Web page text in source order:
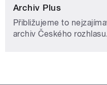
Archiv Plus
Přibližujeme to
archiv Českého rozhlasu.